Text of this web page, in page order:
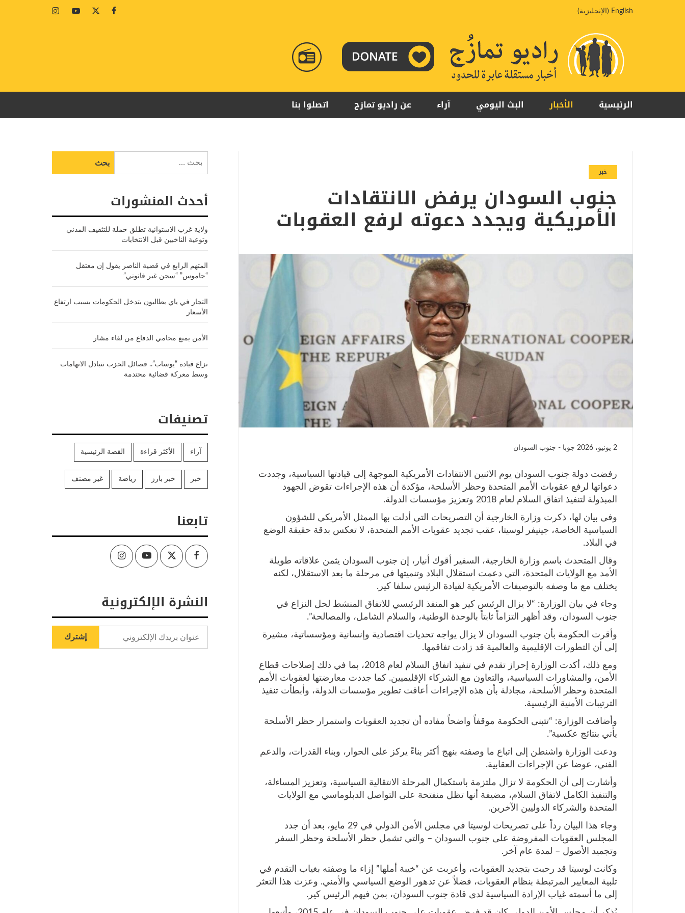
English
( الإنجليزية)
Facebook
Twitter
Youtube
Instagram
RADIO
TAMAZUJ الرئيسية الأخبار البث اليومي آراء عن راديو تمازج اتصلوا بنا
خبر
جنوب السودان يرفض الانتقادات
الأمريكية ويجدد دعوته لرفع العقوبات
2 يونيو، 2026 جوبا - جنوب السودان
رفضت دولة جنوب السودان يوم الاثنين الانتقادات الأمريكية الموجهة إلى قيادتها السياسية، وجددت
دعواتها لرفع عقوبات الأمم المتحدة وحظر الأسلحة، مؤكدة أن هذه الإجراءات تقوض الجهود
المبذولة لتنفيذ اتفاق السلام لعام 2018 وتعزيز مؤسسات الدولة.
وفي بيان لها، ذكرت وزارة الخارجية أن التصريحات التي أدلت بها الممثل الأمريكي للشؤون
السياسية الخاصة، جينيفر لوسيتا، عقب تجديد عقوبات الأمم المتحدة، لا تعكس بدقة حقيقة الوضع
في البلاد.
وقال المتحدث باسم وزارة الخارجية، السفير أقوك أنيار، إن جنوب السودان يثمن علاقاته طويلة
الأمد مع الولايات المتحدة، التي دعمت استقلال البلاد وتنميتها في مرحلة ما بعد الاستقلال، لكنه
يختلف مع ما وصفه بالتوصيفات الأمريكية لقيادة الرئيس سلفا كير.
وجاء في بيان الوزارة: “لا يزال الرئيس كير هو المنفذ الرئيسي للاتفاق المنشط لحل النزاع في
جنوب السودان، وقد أظهر التزاماً ثابتاً بالوحدة الوطنية، والسلام الشامل، والمصالحة”.
وأقرت الحكومة بأن جنوب السودان لا يزال يواجه تحديات اقتصادية وإنسانية ومؤسساتية، مشيرة
إلى أن التطورات الإقليمية والعالمية قد زادت تفاقمها.
ومع ذلك، أكدت الوزارة إحراز تقدم في تنفيذ اتفاق السلام لعام 2018، بما في ذلك إصلاحات قطاع
الأمن، والمشاورات السياسية، والتعاون مع الشركاء الإقليميين. كما جددت معارضتها لعقوبات الأمم
المتحدة وحظر الأسلحة، مجادلة بأن هذه الإجراءات أعاقت تطوير مؤسسات الدولة، وأبطأت تنفيذ
الترتيبات الأمنية الرئيسية.
وأضافت الوزارة: “تتبنى الحكومة موقفاً واضحاً مفاده أن تجديد العقوبات واستمرار حظر الأسلحة
يأتي بنتائج عكسية”.
ودعت الوزارة واشنطن إلى اتباع ما وصفته بنهج أكثر بناءً يركز على الحوار، وبناء القدرات، والدعم
الفني، عوضا عن الإجراءات العقابية.
وأشارت إلى أن الحكومة لا تزال ملتزمة باستكمال المرحلة الانتقالية السياسية، وتعزيز المساءلة،
والتنفيذ الكامل لاتفاق السلام، مضيفة أنها تظل منفتحة على التواصل الدبلوماسي مع الولايات
المتحدة والشركاء الدوليين الآخرين.
وجاء هذا البيان رداً على تصريحات لوسيتا في مجلس الأمن الدولي في 29 مايو، بعد أن جدد
المجلس العقوبات المفروضة على جنوب السودان – والتي تشمل حظر الأسلحة وحظر السفر
وتجميد الأصول – لمدة عام آخر.
وكانت لوسيتا قد رحبت بتجديد العقوبات، وأعربت عن “خيبة أملها” إزاء ما وصفته بغياب التقدم في
تلبية المعايير المرتبطة بنظام العقوبات، فضلاً عن تدهور الوضع السياسي والأمني. وعزت هذا التعثر
إلى ما أسمته غياب الإرادة السياسية لدى قادة جنوب السودان، بمن فيهم الرئيس كير.
عن:
أحدث المنشورات
ولاية غرب الاستوائية تطلق حملة للتثقيف المدني
وتوعية الناخبين قبل الانتخابات
المتهم الرابع في قضية الناصر يقول إن معتقل
“جاموس” “سجن غير قانوني”
التجار في ياي يطالبون بتدخل الحكومات بسبب ارتفاع
الأسعار
الأمن يمنع محامي الدفاع من لقاء مشار
نزاع قيادة “يوساب”.. فصائل الحزب تتبادل الاتهامات
وسط معركة قضائية محتدمة
تصنيفات
آراء الأكثر قراءة القصة الرئيسية
خبر خبر بارز رياضة غير مصنف
تابعنا
Facebook
Twitter
Youtube
Instagram
النشرة الإلكترونية